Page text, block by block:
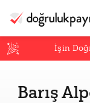
İşin
Barış